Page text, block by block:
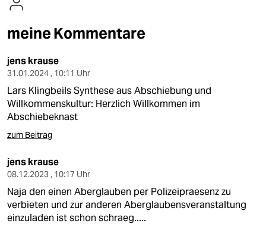
kultur
sport
berlin
nord
verlag
verlag
veranstaltungen
meine Kommentare
jens krause
31.01.2024 , 10:11 Uhr
Lars Klingbeils Synthese aus Abschiebung und
Willkommenskultur: Herzlich Willkommen im
Abschiebeknast
zum Beitrag
jens krause
08.12.2023 , 10:17 Uhr
Naja den einen Aberglauben per Polizeipraesenz zu
verbieten und zur anderen Aberglaubensveranstaltung
einzuladen ist schon schraeg.....